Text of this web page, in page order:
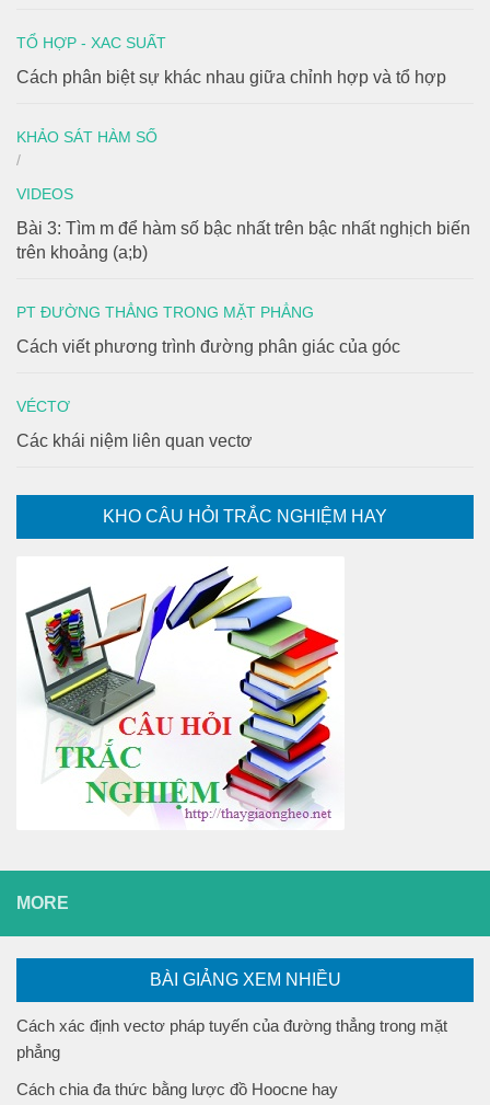
TỔ HỢP - XAC SUẤT
Cách phân biệt sự khác nhau giữa chỉnh hợp và tổ hợp
KHẢO SÁT HÀM SỐ
/
VIDEOS
Bài 3: Tìm m để hàm số bậc nhất trên bậc nhất nghịch biến
trên khoảng (a;b)
PT ĐƯỜNG THẲNG TRONG MẶT PHẲNG
Cách viết phương trình đường phân giác của góc
VÉCTƠ
Các khái niệm liên quan vectơ
KHO CÂU HỎI TRẮC NGHIỆM HAY
MORE
BÀI GIẢNG XEM NHIỀU
Cách xác định vectơ pháp tuyến của đường thẳng trong mặt
phẳng
Cách chia đa thức bằng lược đồ Hoocne hay